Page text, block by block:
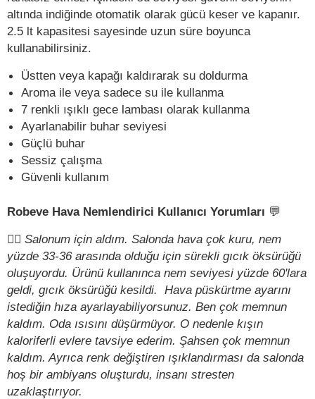
altında indiğinde otomatik olarak gücü keser ve kapanır.
2.5 lt kapasitesi sayesinde uzun süre boyunca
kullanabilirsiniz.
Üstten veya kapağı kaldırarak su doldurma
Aroma ile veya sadece su ile kullanma
7 renkli ışıklı gece lambası olarak kullanma
Ayarlanabilir buhar seviyesi
Güçlü buhar
Sessiz çalışma
Güvenli kullanım
Robeve Hava Nemlendirici Kullanıcı Yorumları 💬
✍🏻 Salonum için aldım. Salonda hava çok kuru, nem
yüzde 33-36 arasında olduğu için sürekli gıcık öksürüğü
oluşuyordu. Ürünü kullanınca nem seviyesi yüzde 60'lara
geldi, gıcık öksürüğü kesildi. Hava püskürtme ayarını
istediğin hıza ayarlayabiliyorsunuz. Ben çok memnun
kaldım. Oda ısısını düşürmüyor. O nedenle kışın
kaloriferli evlere tavsiye ederim. Şahsen çok memnun
kaldım. Ayrıca renk değiştiren ışıklandırması da salonda
hoş bir ambiyans oluşturdu, insanı stresten
uzaklaştırıyor.